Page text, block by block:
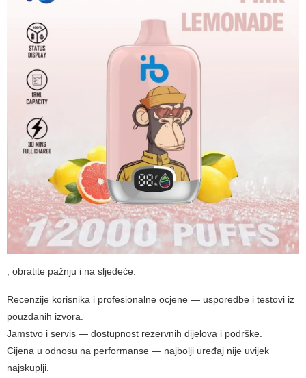
, obratite pažnju i na sljedeće:
Recenzije korisnika i profesionalne ocjene — usporedbe i testovi iz
pouzdanih izvora.
Jamstvo i servis — dostupnost rezervnih dijelova i podrške.
Cijena u odnosu na performanse — najbolji uređaj nije uvijek
najskuplji.